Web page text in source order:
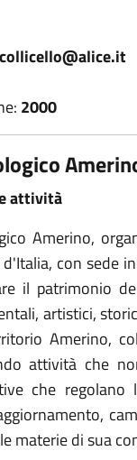
2000
attività
Amerino,
con sede
il patrimonio
artistici,
Amerino,
attività che
che
materie di sua